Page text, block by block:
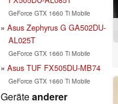
GeForce GTX 1660 Ti Mobile
Asus Zephyrus G GA502DU-
AL025T
GeForce GTX 1660 Ti Mobile
Asus TUF FX505DU-MB74
GeForce GTX 1660 Ti Mobile
Geräteanderer